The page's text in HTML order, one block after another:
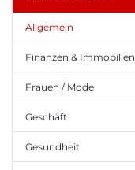
Allgemein
Finanzen & Immobilien
Frauen / Mode
Geschäft
Gesundheit